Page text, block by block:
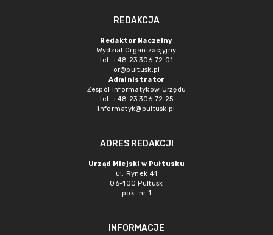
REDAKCJA
Redaktor Naczelny
Wydział Organizacjyjny
tel. +48 23 306 72 01
or@pultusk.pl
Administrator
Zespół Informatyków Urzędu
tel. +48 23 306 72 25
informatyk@pultusk.pl
ADRES REDAKCJI
Urząd Miejski w Pułtusku
ul. Rynek 41
06-100 Pułtusk
pok. nr 1
INFORMACJE